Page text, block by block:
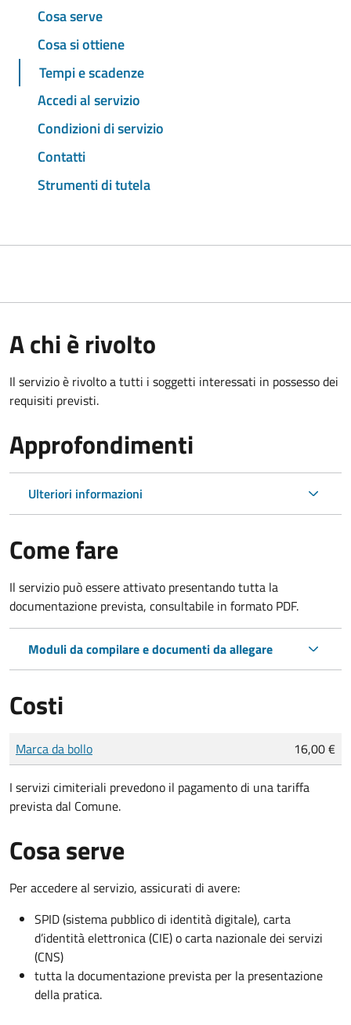
Cosa serve
Cosa si ottiene
Tempi e scadenze
Accedi al servizio
Condizioni di servizio
Contatti
Strumenti di tutela
A chi è rivolto
Il servizio è rivolto a tutti i soggetti interessati in possesso dei
requisiti previsti.
Approfondimenti
Ulteriori informazioni
Come fare
Il servizio può essere attivato presentando tutta la
documentazione prevista, consultabile in formato PDF.
Moduli da compilare e documenti da allegare
Costi
Tipo di pagamento
Importo
Marca da bollo 16,00 €
I servizi cimiteriali prevedono il pagamento di una tariffa
prevista dal Comune.
Cosa serve
Per accedere al servizio, assicurati di avere:
SPID (sistema pubblico di identità digitale), carta
d’identità elettronica (CIE) o carta nazionale dei servizi
(CNS)
tutta la documentazione prevista per la presentazione
della pratica.